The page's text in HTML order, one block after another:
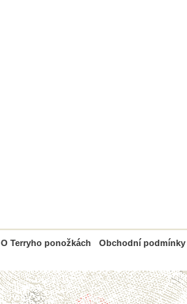
O Terryho ponožkách Obchodní podmínky
PayPal